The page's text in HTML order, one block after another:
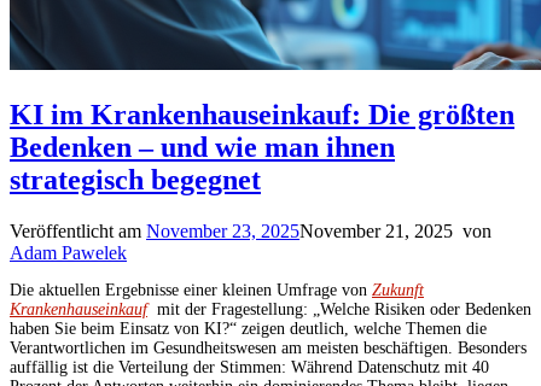
KI im Krankenhauseinkauf: Die größten
Bedenken – und wie man ihnen
strategisch begegnet
Veröffentlicht am November 23, 2025November 21, 2025 von
Adam Pawelek
Die aktuellen Ergebnisse einer kleinen Umfrage von Zukunft
Krankenhauseinkaufmit der Fragestellung: „Welche Risiken oder Bedenken
haben Sie beim Einsatz von KI?“ zeigen deutlich, welche Themen die
Verantwortlichen im Gesundheitswesen am meisten beschäftigen. Besonders
auffällig ist die Verteilung der Stimmen: Während Datenschutz mit 40